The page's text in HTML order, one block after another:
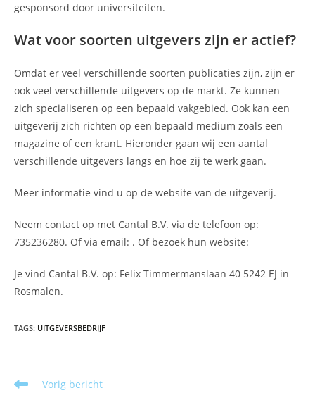
gesponsord door universiteiten.
Wat voor soorten uitgevers zijn er actief?
Omdat er veel verschillende soorten publicaties zijn, zijn er
ook veel verschillende uitgevers op de markt. Ze kunnen
zich specialiseren op een bepaald vakgebied. Ook kan een
uitgeverij zich richten op een bepaald medium zoals een
magazine of een krant. Hieronder gaan wij een aantal
verschillende uitgevers langs en hoe zij te werk gaan.
Meer informatie vind u op de website van de uitgeverij.
Neem contact op met Cantal B.V. via de telefoon op:
735236280. Of via email: . Of bezoek hun website:
Je vind Cantal B.V. op: Felix Timmermanslaan 40 5242 EJ in
Rosmalen.
TAGS: UITGEVERSBEDRIJF
Lees
Vorig bericht